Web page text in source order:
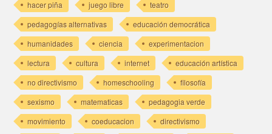
hacer piña
juego libre
teatro
pedagogías alternativas
educación democrática
humanidades
ciencia
experimentacion
lectura
cultura internet
educación artística
no directivismo
homeschooling
filosofía
sexismo
matematicas
pedagogia verde
movimiento
coeducacion
directivismo